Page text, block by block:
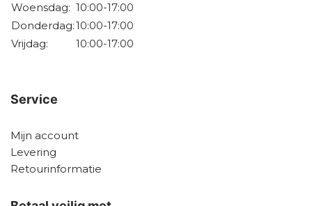
Woensdag: 10:00-17:00
Donderdag:10:00-17:00
Vrijdag:
10:00-17:00
Service
Mijn account
Levering
Retourinformatie